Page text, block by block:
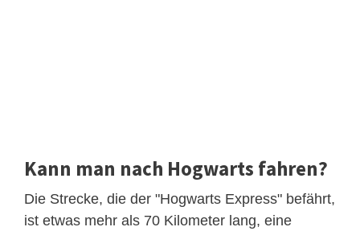
Kann man nach Hogwarts fahren?
Die Strecke, die der "Hogwarts Express" befährt,
ist etwas mehr als 70 Kilometer lang, eine